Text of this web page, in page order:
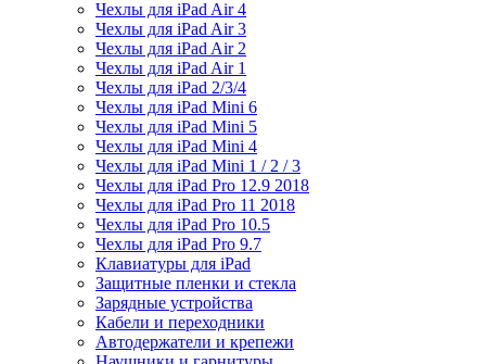
Чехлы для iPad Air 4
Чехлы для iPad Air 3
Чехлы для iPad Air 2
Чехлы для iPad Air 1
Чехлы для iPad 2/3/4
Чехлы для iPad Mini 6
Чехлы для iPad Mini 5
Чехлы для iPad Mini 4
Чехлы для iPad Mini 1 / 2 / 3
Чехлы для iPad Pro 12.9 2018
Чехлы для iPad Pro 11 2018
Чехлы для iPad Pro 10.5
Чехлы для iPad Pro 9.7
Клавиатуры для iPad
Защитные пленки и стекла
Зарядные устройства
Кабели и переходники
Автодержатели и крепежи